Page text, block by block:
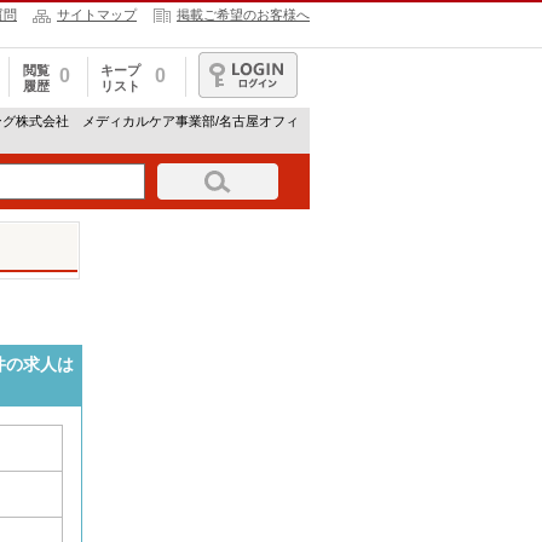
問 サイトマップ 掲載ご希望のお客様へ
閲覧
履歴
0
キープ
リスト
0
ログイン
株式会社 メディカルケア事業部/名古屋オフィ
の求人は